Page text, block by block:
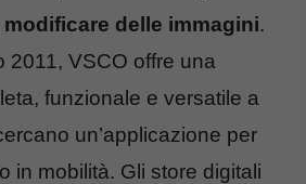
modificare delle immagini.
2011, VSCO offre una
funzionale e versatile a
un’applicazione per
in mobilità. Gli store digitali